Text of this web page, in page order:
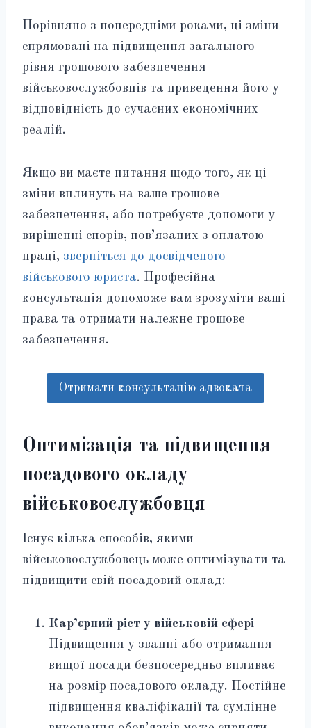
Порівняно з попередніми роками, ці зміни
спрямовані на підвищення загального
рівня грошового забезпечення
військовослужбовців та приведення його у
відповідність до сучасних економічних
реалій.
Якщо ви маєте питання щодо того, як ці
зміни вплинуть на ваше грошове
забезпечення, або потребуєте допомоги у
вирішенні спорів, пов’язаних з оплатою
праці, зверніться до досвідченого
військового юриста. Професійна
консультація допоможе вам зрозуміти ваші
права та отримати належне грошове
забезпечення.
Отримати консультацію адвоката
Оптимізація та підвищення
посадового окладу
військовослужбовця
Існує кілька способів, якими
військовослужбовець може оптимізувати та
підвищити свій посадовий оклад:
Кар’єрний ріст у військовій сфері
Підвищення у званні або отримання
вищої посади безпосередньо впливає
на розмір посадового окладу. Постійне
підвищення кваліфікації та сумлінне